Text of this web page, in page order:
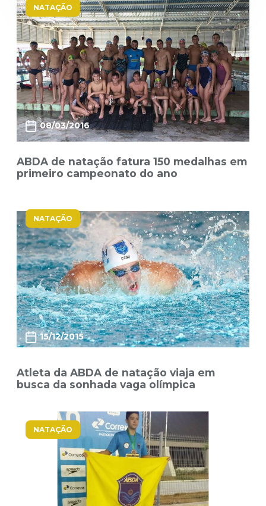
NATAÇÃO
08/03/2016
ABDA de natação fatura 150 medalhas em
primeiro campeonato do ano
NATAÇÃO
15/12/2015
Atleta da ABDA de natação viaja em
busca da sonhada vaga olímpica
NATAÇÃO